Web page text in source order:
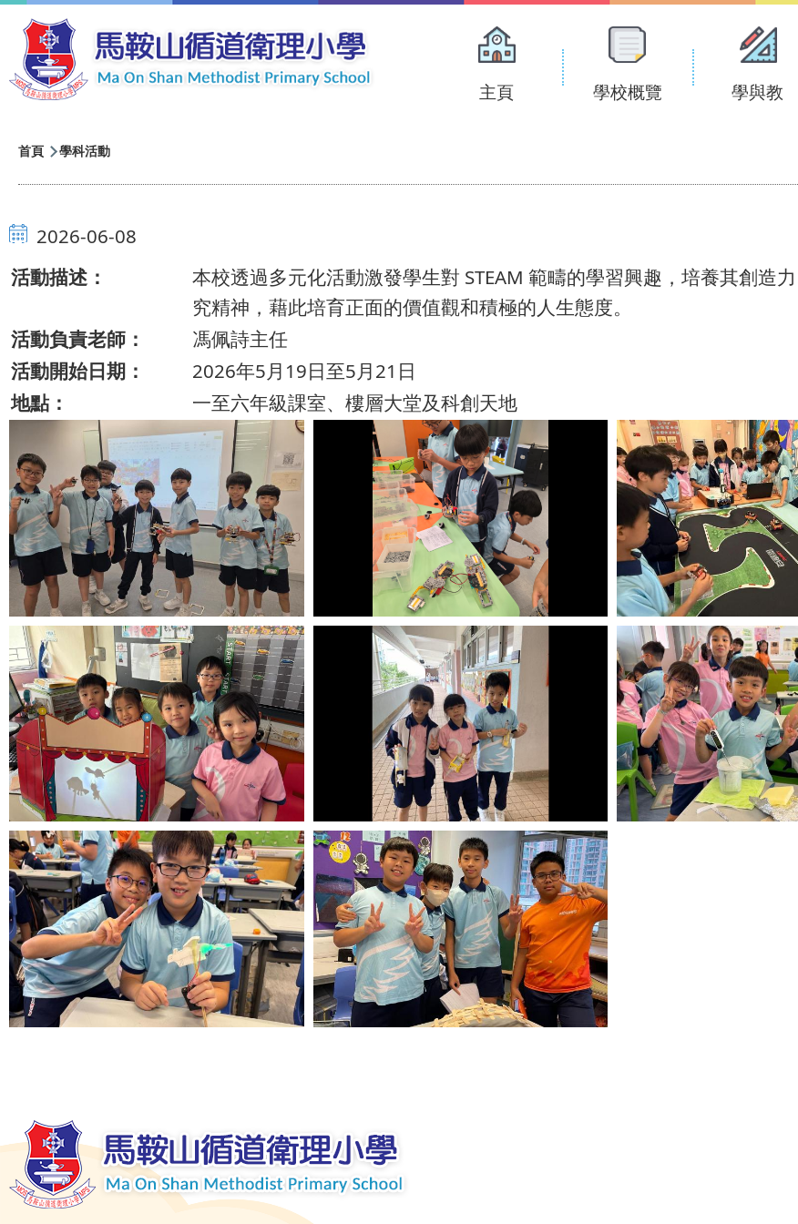
移至主內容
Main
navigation
主頁 學校概覽 學與教
導
航
連
結
首頁 學科活動
2026-06-08
活動描述：
本校透過多元化活動激發學生對 STEAM 範疇的學習興趣，培養其創造
究精神，藉此培育正面的價值觀和積極的人生態度。
活動負責老師：
馮佩詩主任
活動開始日期：
2026年5月19日至5月21日
地點：
一至六年級課室、樓層大堂及科創天地